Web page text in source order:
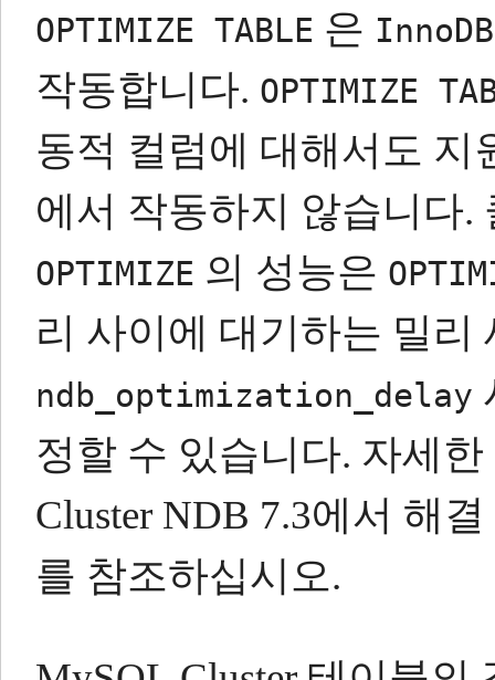
OPTIMIZE TABLE 은 InnoDB
작동합니다. OPTIMIZE
동적 컬럼에 대해서도 지
에서 작동하지 않습니다.
OPTIMIZE 의 성능은
리 사이에 대기하는 밀리
ndb_optimization_delay
정할 수 있습니다. 자세한
Cluster NDB 7.3에서 해
를 참조하십시오.